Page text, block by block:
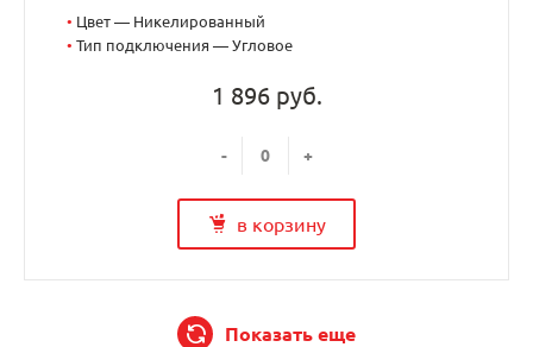
• Цвет — Никелированный
• Тип подключения — Угловое
1 896 руб.
- +
в корзину
Показать еще